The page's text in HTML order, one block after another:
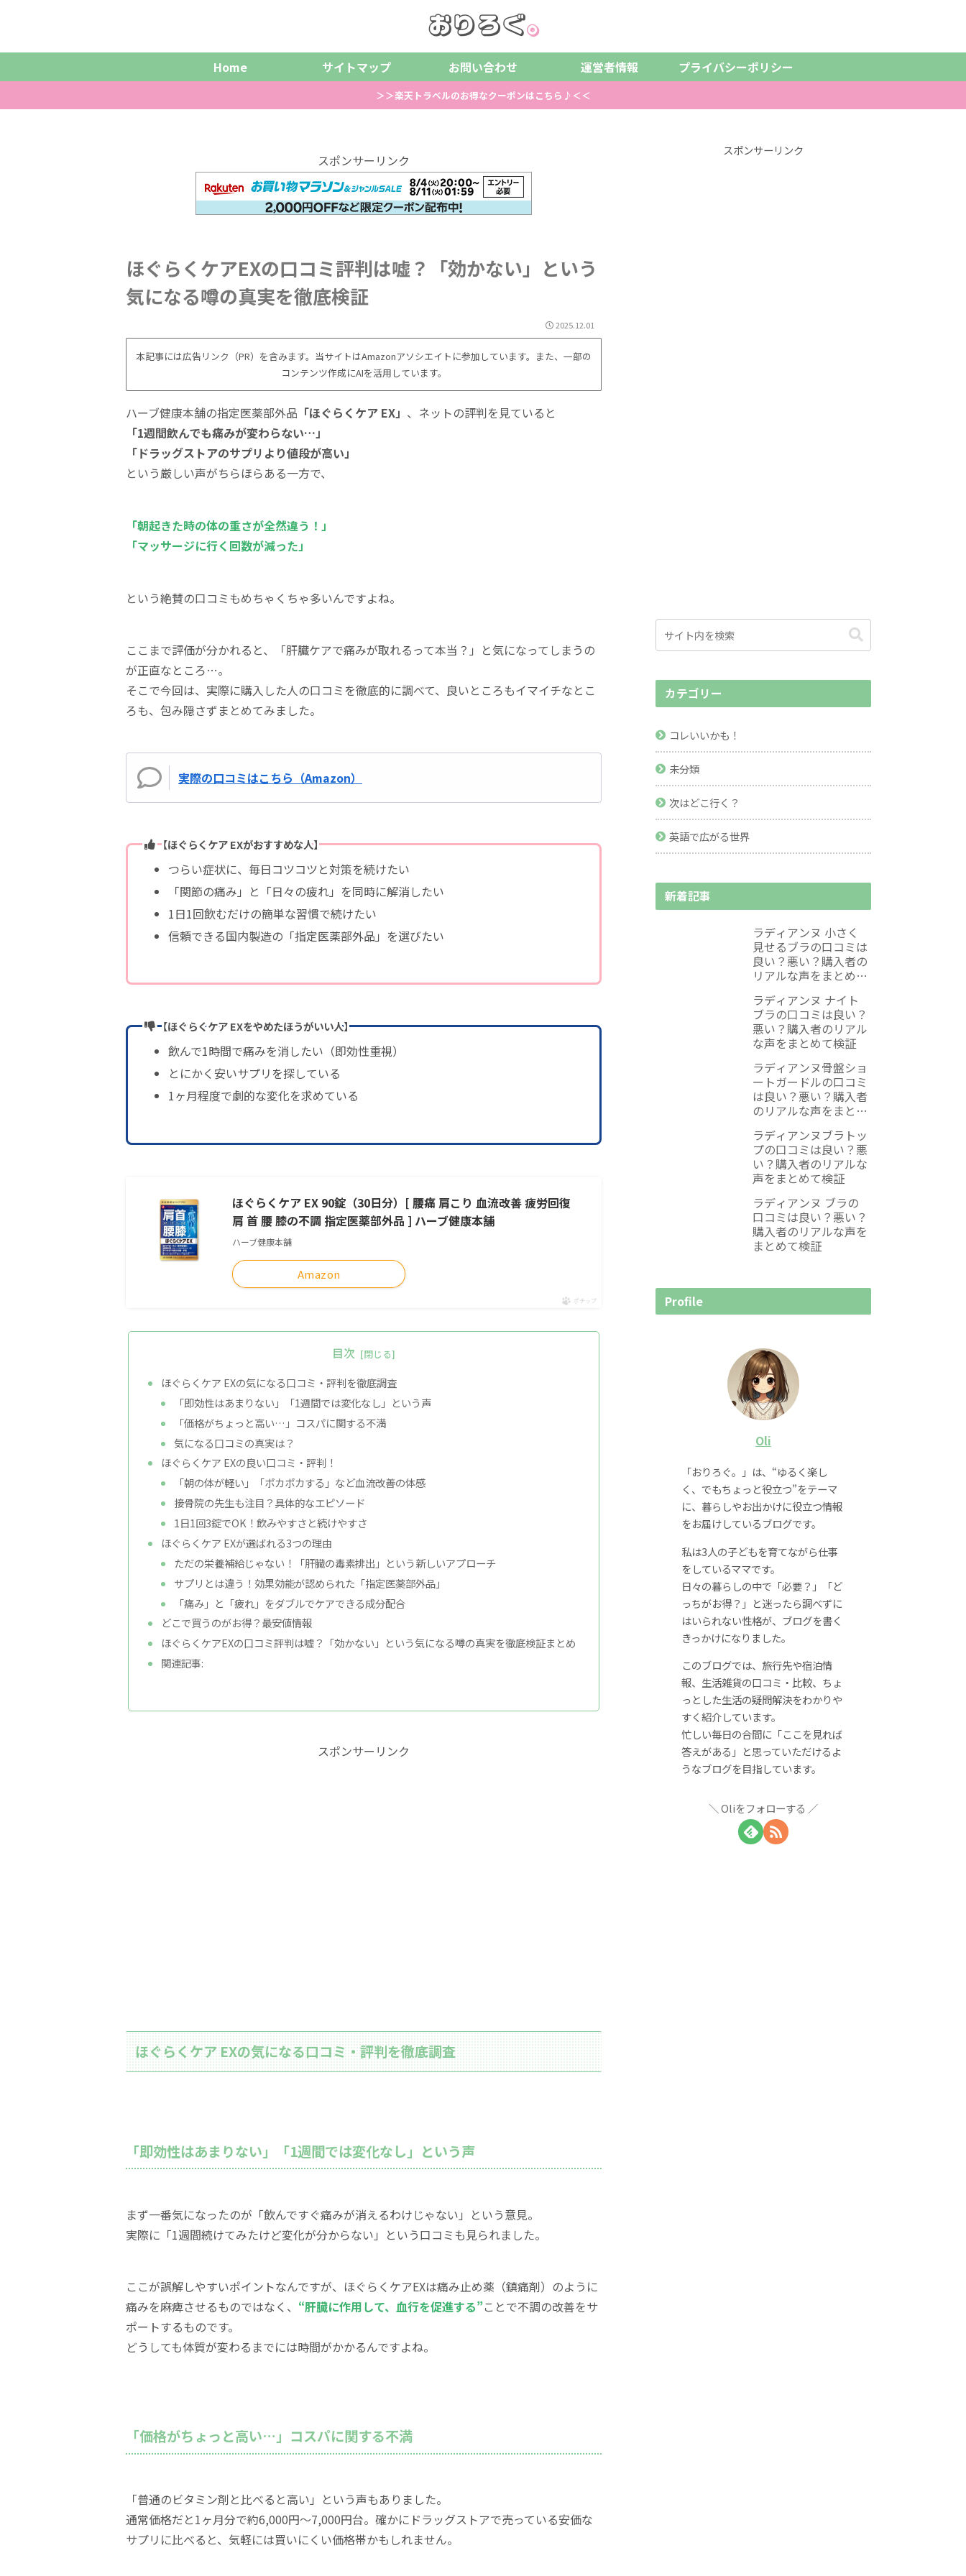
Home サイトマップ お問い合わせ 運営者情報 プライバシーポリシー
＞＞楽天トラベルのお得なクーポンはこちら♪＜＜
スポンサーリンク
ほぐらくケアEXの口コミ評判は嘘？「効かない」という
気になる噂の真実を徹底検証
2025.12.01
本記事には広告リンク（PR）を含みます。当サイトはAmazonアソシエイトに参加しています。また、一部の
コンテンツ作成にAIを活用しています。
ハーブ健康本舗の指定医薬部外品 「ほぐらくケア EX」 、ネットの評判を見ていると
「1週間飲んでも痛みが変わらない…」
「ドラッグストアのサプリより値段が高い」
という厳しい声がちらほらある一方で、
「朝起きた時の体の重さが全然違う！」
「マッサージに行く回数が減った」
という絶賛の口コミもめちゃくちゃ多いんですよね。
ここまで評価が分かれると、「肝臓ケアで痛みが取れるって本当？」と気になってしまうの
が正直なところ…。
そこで今回は、実際に購入した人の口コミを徹底的に調べて、良いところもイマイチなとこ
ろも、包み隠さずまとめてみました。
実際の口コミはこちら（Amazon）
【ほぐらくケア EXがおすすめな人】
つらい症状に、毎日コツコツと対策を続けたい
「関節の痛み」と「日々の疲れ」を同時に解消したい
1日1回飲むだけの簡単な習慣で続けたい
信頼できる国内製造の「指定医薬部外品」を選びたい
【ほぐらくケア EXをやめたほうがいい人】
飲んで1時間で痛みを消したい（即効性重視）
とにかく安いサプリを探している
1ヶ月程度で劇的な変化を求めている
ほぐらくケア EX 90錠（30日分）[ 腰痛 肩こり 血流改善 疲労回復
肩 首 腰 膝の不調 指定医薬部外品 ] ハーブ健康本舗
ハーブ健康本舗
Amazon
ポチップ
目次
ほぐらくケア EXの気になる口コミ・評判を徹底調査
「即効性はあまりない」「1週間では変化なし」という声
「価格がちょっと高い…」コスパに関する不満
気になる口コミの真実は？
ほぐらくケア EXの良い口コミ・評判！
「朝の体が軽い」「ポカポカする」など血流改善の体感
接骨院の先生も注目？具体的なエピソード
1日1回3錠でOK！飲みやすさと続けやすさ
ほぐらくケア EXが選ばれる3つの理由
ただの栄養補給じゃない！「肝臓の毒素排出」という新しいアプローチ
サプリとは違う！効果効能が認められた「指定医薬部外品」
「痛み」と「疲れ」をダブルでケアできる成分配合
どこで買うのがお得？最安値情報
ほぐらくケアEXの口コミ評判は嘘？「効かない」という気になる噂の真実を徹底検証まとめ
関連記事:
スポンサーリンク
ほぐらくケア EXの気になる口コミ・評判を徹底調査
「即効性はあまりない」「1週間では変化なし」という声
まず一番気になったのが「飲んですぐ痛みが消えるわけじゃない」という意見。
実際に「1週間続けてみたけど変化が分からない」という口コミも見られました。
ここが誤解しやすいポイントなんですが、ほぐらくケアEXは痛み止め薬（鎮痛剤）のように
痛みを麻痺させるものではなく、 “肝臓に作用して、血行を促進する”ことで不調の改善をサ
ポートするものです。
どうしても体質が変わるまでには時間がかかるんですよね。
「価格がちょっと高い…」コスパに関する不満
「普通のビタミン剤と比べると高い」という声もありました。
通常価格だと1ヶ月分で約6,000円〜7,000円台。確かにドラッグストアで売っている安価な
サプリに比べると、気軽には買いにくい価格帯かもしれません。
スポンサーリンク
カテゴリー
コレいいかも！
未分類
次はどこ行く？
英語で広がる世界
新着記事
ラディアンヌ 小さく
見せるブラの口コミは
良い？悪い？購入者の
リアルな声をまとめて
ラディアンヌ ナイト
ブラの口コミは良い？
悪い？購入者のリアル
な声をまとめて検証
ラディアンヌ骨盤ショ
ートガードルの口コミ
は良い？悪い？購入者
のリアルな声をまとめ
ラディアンヌブラトッ
プの口コミは良い？悪
い？購入者のリアルな
声をまとめて検証
ラディアンヌ ブラの
口コミは良い？悪い？
購入者のリアルな声を
まとめて検証
Profile
Oli
「おりろぐ。」は、“ゆるく楽し
く、でもちょっと役立つ”をテーマ
に、暮らしやお出かけに役立つ情報
をお届けしているブログです。
私は3人の子どもを育てながら仕事
をしているママです。
日々の暮らしの中で「必要？」「ど
っちがお得？」と迷ったら調べずに
はいられない性格が、ブログを書く
きっかけになりました。
このブログでは、旅行先や宿泊情
報、生活雑貨の口コミ・比較、ちょ
っとした生活の疑問解決をわかりや
すく紹介しています。
忙しい毎日の合間に「ここを見れば
答えがある」と思っていただけるよ
うなブログを目指しています。
Oliをフォローする